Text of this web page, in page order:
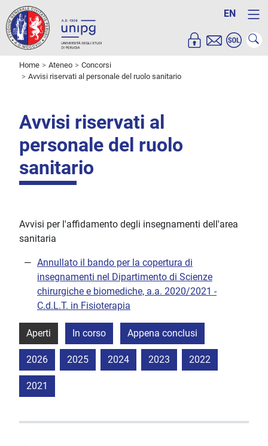
EN
Home Ateneo
Concorsi
Avvisi riservati al personale del ruolo sanitario
Avvisi riservati al
personale del ruolo
sanitario
Avvisi per l'affidamento degli insegnamenti dell'area
sanitaria
Annullato il bando per la copertura di
insegnamenti nel Dipartimento di Scienze
chirurgiche e biomediche, a.a. 2020/2021 -
C.d.L.T. in Fisioterapia
Aperti In corso Appena conclusi
2026 2025 2024 2023 2022
2021